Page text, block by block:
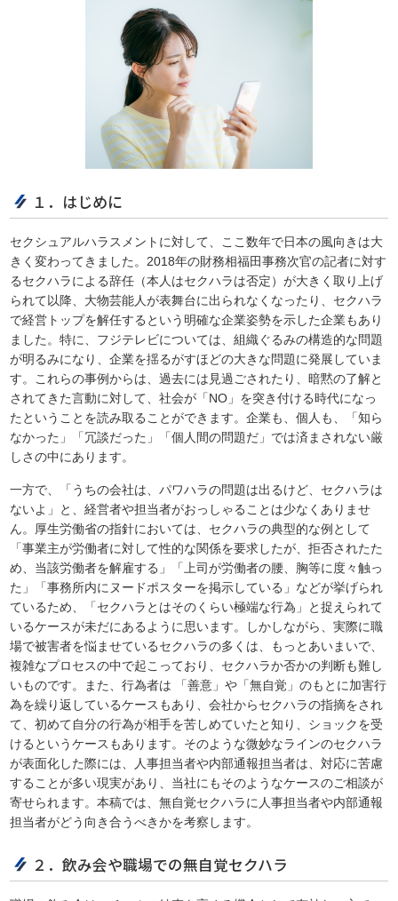
１．はじめに
セクシュアルハラスメントに対して、ここ数年で日本の風向きは大
きく変わってきました。2018年の財務相福田事務次官の記者に対す
るセクハラによる辞任（本人はセクハラは否定）が大きく取り上げ
られて以降、大物芸能人が表舞台に出られなくなったり、セクハラ
で経営トップを解任するという明確な企業姿勢を示した企業もあり
ました。特に、フジテレビについては、組織ぐるみの構造的な問題
が明るみになり、企業を揺るがすほどの大きな問題に発展していま
す。これらの事例からは、過去には見過ごされたり、暗黙の了解と
されてきた言動に対して、社会が「NO」を突き付ける時代になっ
たということを読み取ることができます。企業も、個人も、「知ら
なかった」「冗談だった」「個人間の問題だ」では済まされない厳
しさの中にあります。
一方で、「うちの会社は、パワハラの問題は出るけど、セクハラは
ないよ」と、経営者や担当者がおっしゃることは少なくありませ
ん。厚生労働省の指針においては、セクハラの典型的な例として
「事業主が労働者に対して性的な関係を要求したが、拒否されたた
め、当該労働者を解雇する」「上司が労働者の腰、胸等に度々触っ
た」「事務所内にヌードポスターを掲示している」などが挙げられ
ているため、「セクハラとはそのくらい極端な行為」と捉えられて
いるケースが未だにあるように思います。しかしながら、実際に職
場で被害者を悩ませているセクハラの多くは、もっとあいまいで、
複雑なプロセスの中で起こっており、セクハラか否かの判断も難し
いものです。また、行為者は 「善意」や「無自覚」のもとに加害行
為を繰り返しているケースもあり、会社からセクハラの指摘をされ
て、初めて自分の行為が相手を苦しめていたと知り、ショックを受
けるというケースもあります。そのような微妙なラインのセクハラ
が表面化した際には、人事担当者や内部通報担当者は、対応に苦慮
することが多い現実があり、当社にもそのようなケースのご相談が
寄せられます。本稿では、無自覚セクハラに人事担当者や内部通報
担当者がどう向き合うべきかを考察します。
２．飲み会や職場での無自覚セクハラ